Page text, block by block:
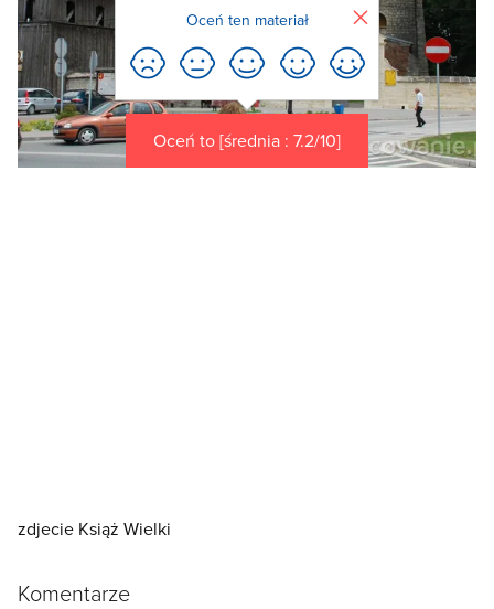
Oceń to [średnia : 7.2/10]
Oceń ten materiał Zamknij
zdjecie Książ Wielki
Komentarze